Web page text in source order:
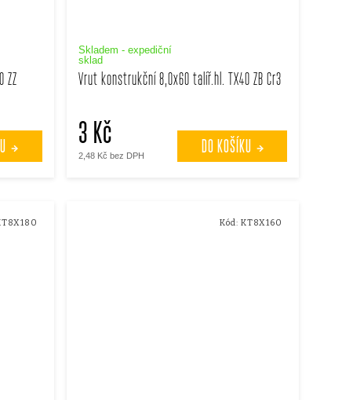
Vrut konstrukční 8,0x60 talíř.hl. TX40 ZB Cr3
Skladem - expediční
sklad
2,48 Kč bez DPH
3 Kč DO KOŠÍKU
Kód: KT8X160